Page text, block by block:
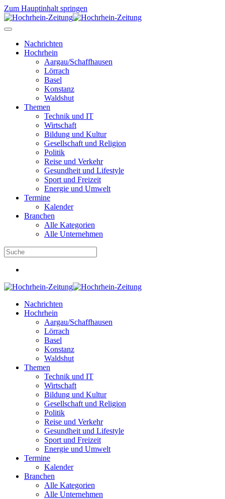
Zum Hauptinhalt springen
Nachrichten
Hochrhein
Aargau/Schaffhausen
Lörrach
Basel
Konstanz
Waldshut
Themen
Technik und IT
Wirtschaft
Bildung und Kultur
Gesellschaft und Religion
Politik
Reise und Verkehr
Gesundheit und Lifestyle
Sport und Freizeit
Energie und Umwelt
Termine
Kalender
Branchen
Alle Kategorien
Alle Unternehmen
Nachrichten
Hochrhein
Aargau/Schaffhausen
Lörrach
Basel
Konstanz
Waldshut
Themen
Technik und IT
Wirtschaft
Bildung und Kultur
Gesellschaft und Religion
Politik
Reise und Verkehr
Gesundheit und Lifestyle
Sport und Freizeit
Energie und Umwelt
Termine
Kalender
Branchen
Alle Kategorien
Alle Unternehmen